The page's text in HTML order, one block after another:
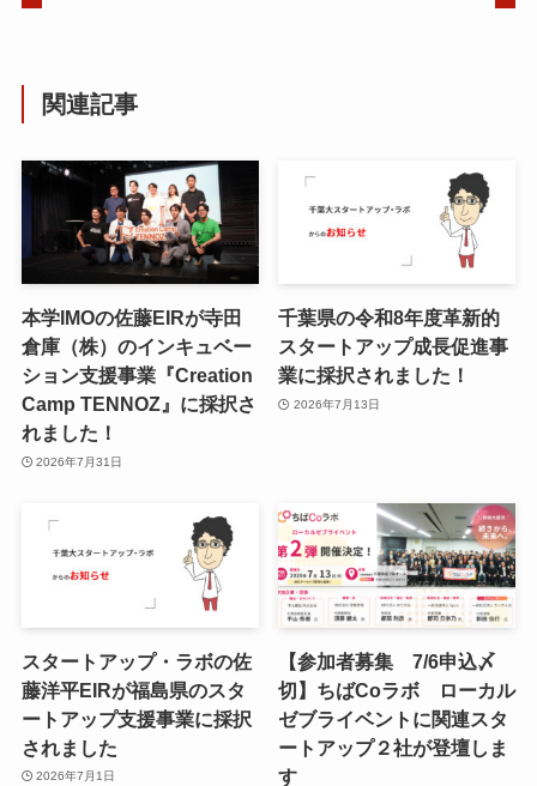
関連記事
本学IMOの佐藤EIRが寺田
倉庫（株）のインキュベー
ション支援事業『Creation
Camp TENNOZ』に採択さ
れました！
2026年7月31日
千葉県の令和8年度⾰新的
スタートアップ成⻑促進事
業に採択されました！
2026年7月13日
スタートアップ・ラボの佐
藤洋平EIRが福島県のスタ
ートアップ支援事業に採択
されました
2026年7月1日
【参加者募集 7/6申込〆
切】ちばCoラボ ローカル
ゼブライベントに関連スタ
ートアップ２社が登壇しま
す